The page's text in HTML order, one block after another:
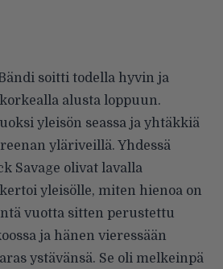
soitti todella hyvin ja
alusta loppuun.
yleisön seassa ja yhtäkkiä
yläriveillä. Yhdessä
Savage olivat lavalla
yleisölle, miten hienoa on
vuotta sitten perustettu
ja hänen vieressään
ystävänsä. Se oli melkeinpä